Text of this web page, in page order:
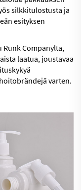
silkkitulostusta ja
esityksen
Companylta,
laatua, joustavaa
varten.